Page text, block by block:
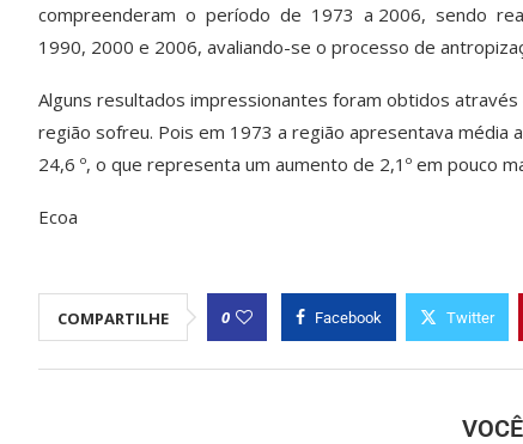
compreenderam o período de 1973 a 2006, sendo
1990, 2000 e 2006, avaliando-se o processo de
Alguns resultados impressionantes foram obtidos
região sofreu. Pois em 1973 a região apresentava média
24,6 º, o que representa um aumento de 2,1º em pouco
Ecoa
COMPARTILHE 0 Facebook Twitter